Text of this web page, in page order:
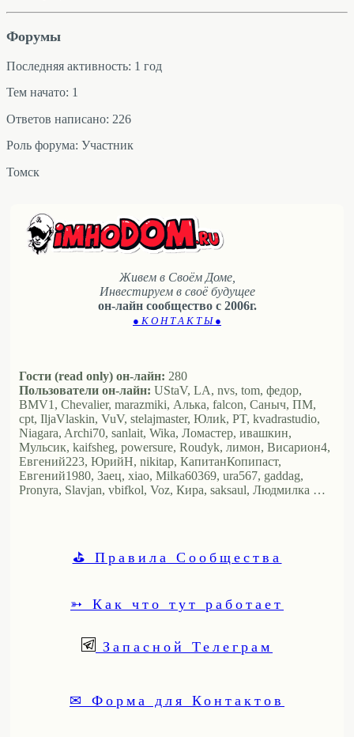
Форумы
Последняя активность: 1 год
Тем начато: 1
Ответов написано: 226
Роль форума: Участник
Томск
Живем в Своём Доме,
Инвестируем в своё будущее
он-лайн сообщество с 2006г.
● К О Н Т А К Т Ы ●
Гости (read only) он-лайн: 280
Пользователи он-лайн: UStaV, LA, nvs, tom, федор,
BMV1, Chevalier, marazmiki, Алька, falcon, Саныч, ПМ,
cpt, IljaVlaskin, VuV, stelajmaster, Юлиk, PT, kvadrastudio,
Niagara, Archi70, sanlait, Wika, Ломастер, ивашкин,
Мульсик, kaifsheg, powersure, Roudyk, лимон, Висариoн4,
Евгений223, ЮрийН, nikitap, КапитанКопипаст,
Евгений1980, Заец, xiao, Milka60369, ura567, gaddag,
Pronyra, Slavjan, vbifkol, Voz, Кира, saksaul, Людмилка …
⛳ Правила Сообщества
➳ Как что тут работает
Запасной Телеграм
✉ Форма для Контактов